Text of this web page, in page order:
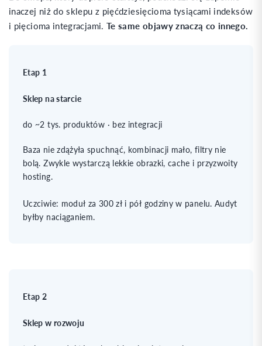
inaczej niż do sklepu z pięćdziesięcioma tysiącami indeksów
i pięcioma integracjami. Te same objawy znaczą co innego.
Etap 1
Sklep na starcie
do ~2 tys. produktów · bez integracji
Baza nie zdążyła spuchnąć, kombinacji mało, filtry nie
bolą. Zwykle wystarczą lekkie obrazki, cache i przyzwoity
hosting.
Uczciwie: moduł za 300 zł i pół godziny w panelu. Audyt
byłby naciąganiem.
Etap 2
Sklep w rozwoju